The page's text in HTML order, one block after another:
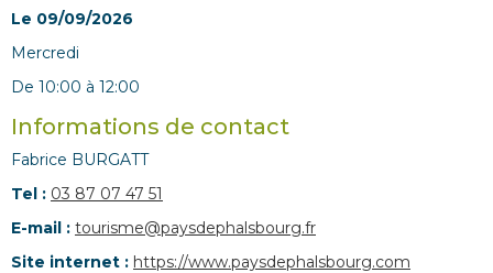
Le 09/09/2026
mercredi
De 10:00 à 12:00
Informations de contact
Fabrice BURGATT
Tel : 03 87 07 47 51
E-mail : tourisme@paysdephalsbourg.fr
Site internet : https://www.paysdephalsbourg.com